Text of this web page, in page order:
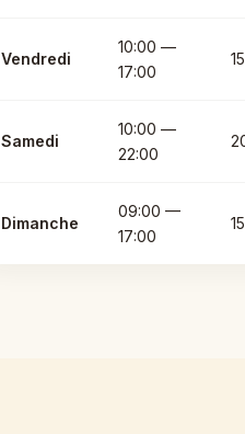
Vendredi
10:00 —
17:00
Samedi
10:00 —
22:00
Dimanche
09:00 —
17:00